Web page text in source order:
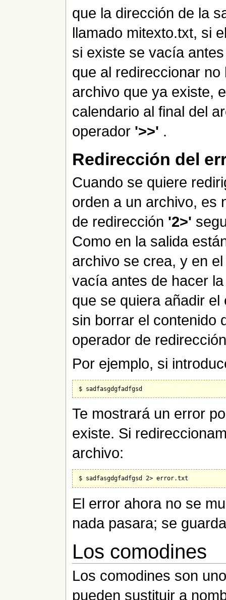
que la dirección de la
llamado mitexto.txt, si
si existe se vacía
que al redireccionar
archivo que ya existe,
calendario al final del
operador '>>' .
Redirección del
Cuando se quiere
orden a un archivo, es
de redirección '2>'
Como en la salida
archivo se crea, y en
vacía antes de hacer
que se quiera añadir
sin borrar el contenido
operador de
Por ejemplo, si
Te mostrará un error
existe. Si
archivo:
El error ahora no se
nada pasara; se
Los comodines
Los comodines son
pueden sustituir a